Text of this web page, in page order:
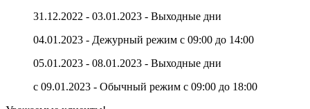
31.12.2022 - 03.01.2023 - Выходные дни
04.01.2023 - Дежурный режим с 09:00 до 14:00
05.01.2023 - 08.01.2023 - Выходные дни
с 09.01.2023 - Обычный режим с 09:00 до 18:00